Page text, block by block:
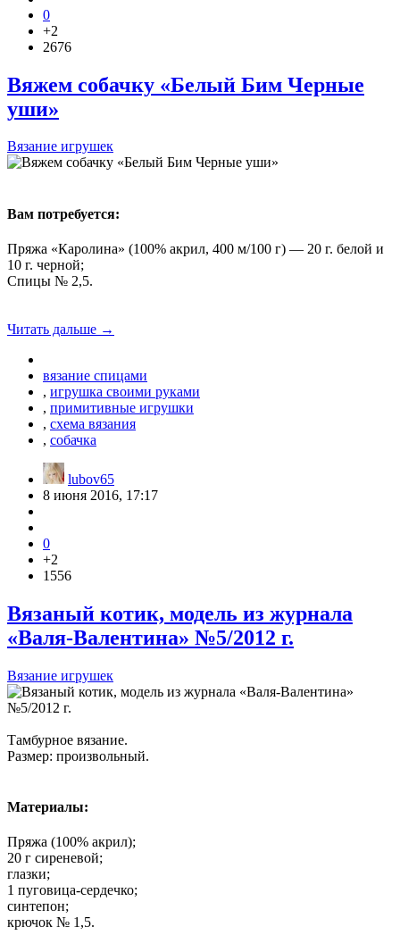
0
+2
2676
Вяжем собачку «Белый Бим Черные
уши»
Вязание игрушек
Вам потребуется:
Пряжа «Каролина» (100% акрил, 400 м/100 г) — 20 г. белой и
10 г. черной;
Спицы № 2,5.
Читать дальше →
вязание спицами
, игрушка своими руками
, примитивные игрушки
, схема вязания
, собачка
lubov65
8 июня 2016, 17:17
0
+2
1556
Вязаный котик, модель из журнала
«Валя-Валентина» №5/2012 г.
Вязание игрушек
Тамбурное вязание.
Размер: произвольный.
Материалы:
Пряжа (100% акрил);
20 г сиреневой;
глазки;
1 пуговица-сердечко;
синтепон;
крючок № 1,5.